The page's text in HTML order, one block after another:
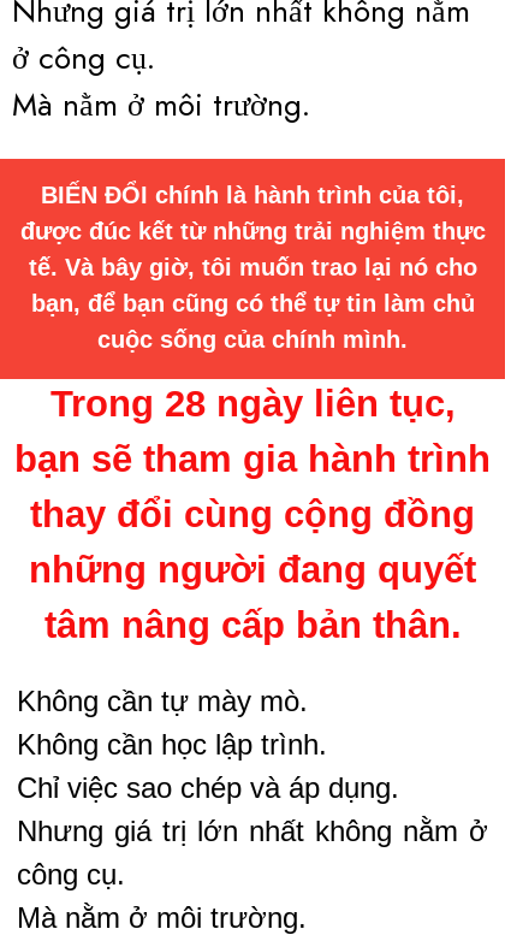
Nhưng giá trị lớn nhất không nằm
ở công cụ.
Mà nằm ở môi trường.
BIẾN ĐỔI chính là hành trình của tôi,
được đúc kết từ những trải nghiệm thực
tế. Và bây giờ, tôi muốn trao lại nó cho
bạn, để bạn cũng có thể tự tin làm chủ
cuộc sống của chính mình.
Trong 28 ngày liên tục,
bạn sẽ tham gia hành trình
thay đổi cùng cộng đồng
những người đang quyết
tâm nâng cấp bản thân.
Không cần tự mày mò.
Không cần học lập trình.
Chỉ việc sao chép và áp dụng.
Nhưng giá trị lớn nhất không nằm ở
công cụ.
Mà nằm ở môi trường.